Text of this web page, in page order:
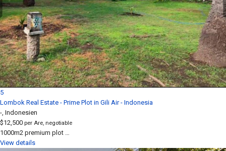
5
Lombok Real Estate - Prime Plot in Gili Air - Indonesia
-, Indonesien
$12,500 per Are, negotiable
1000m2 premium plot …
View details